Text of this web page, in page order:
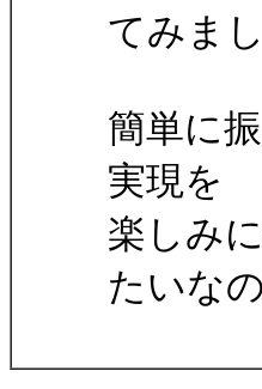
てみまし
簡単に
実現を
楽しみ
たいなの